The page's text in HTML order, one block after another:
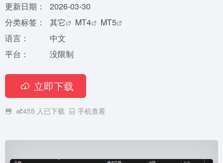
更新日期：
2026-03-30
分类标签：
其它 MT4
MT5
语言：
中文
平台：
没限制
立即下载
455 人已下载 手机查看